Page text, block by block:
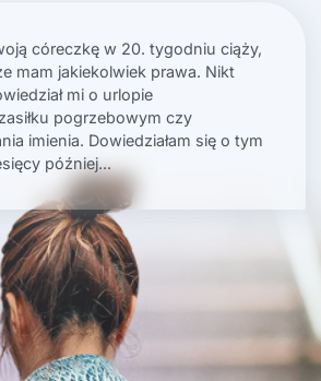
córeczkę w 20. tygodniu ciąży,
mam jakiekolwiek prawa. Nikt
mi o urlopie
pogrzebowym czy
imienia. Dowiedziałam się o tym
później...